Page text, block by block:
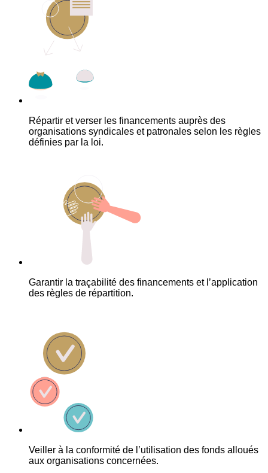
Répartir et verser les financements auprès des
organisations syndicales et patronales selon les règles
définies par la loi.
Garantir la traçabilité des financements et l’application
des règles de répartition.
Veiller à la conformité de l’utilisation des fonds alloués
aux organisations concernées.